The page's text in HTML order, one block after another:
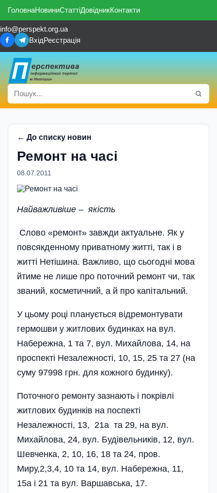
ГоловнаНовиниСтаттіДовідникКонтакти
info@perspekt.org.ua
ВхідРеєстрація
← До списку новин
Ремонт на часі
08.07.2011
Найважливіше – якість
Слово «ремонт» завжди актуальне. Як у
повсякденному приватному житті, так і в
житті Нетішина. Важливо, що сьогодні мова
йтиме не лише про поточний ремонт чи, так
званий, косметичний, а й про капітальний.
У цьому році планується відремонтувати
гермошви у житлових будинках на вул.
Набережна, 1 та 7, вул. Михайлова, 14, на
проспекті Незалежності, 10, 15, 25 та 27 (на
суму 97998 грн. для кожного будинку).
Поточного ремонту зазнають і покрівлі
житлових будинків на поспекті
Незалежності, 13, 21а та 29, на вул.
Михайлова, 24, вул. Будівельників, 12, вул.
Шевченка, 2, 10, 16, 18 та 24, пров.
Миру,2,3,4, 10 та 14, вул. Набережна, 11,
15а і 21 та вул. Варшавська, 17.